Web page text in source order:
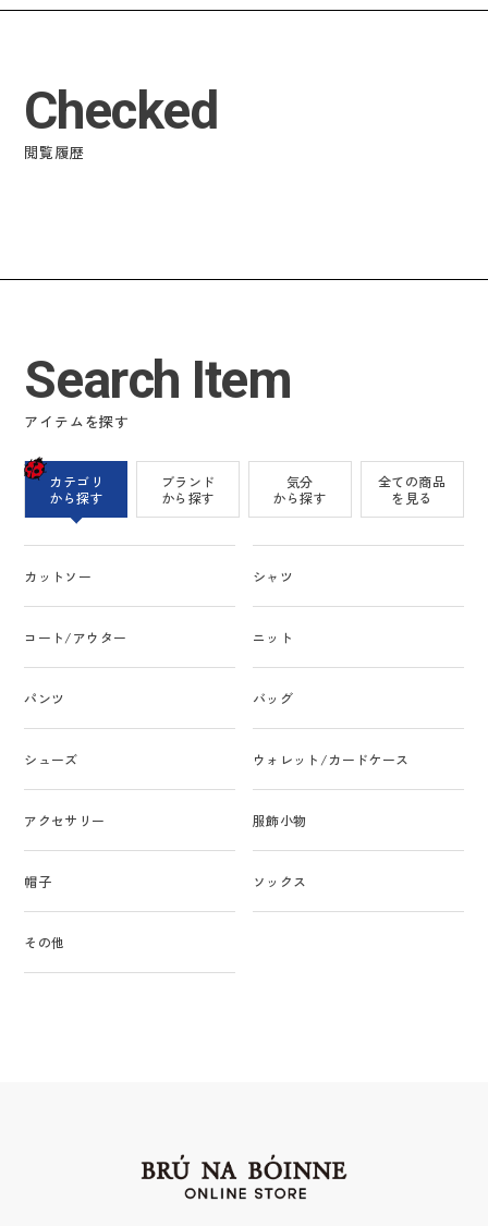
Checked
閲覧履歴
Search Item
アイテムを探す
カテゴリ
から探す
ブランド
から探す
気分
から探す
全ての商品
を見る
カットソー シャツ
コート/アウター ニット
パンツ バッグ
シューズ ウォレット/カードケース
アクセサリー 服飾小物
帽子 ソックス
その他